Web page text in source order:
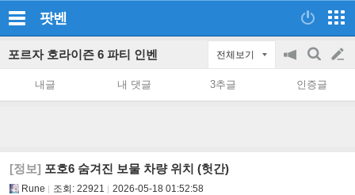
팟벤
포르자 호라이즌 6 파티 인벤 전체보기
공
on/off
검
색
글
쓰
내글 내 댓글 3추글 인증글
[정보] 포호6 숨겨진 보물 차량 위치 (헛간)
Rune 조회: 22921 2026-05-18 01:52:58